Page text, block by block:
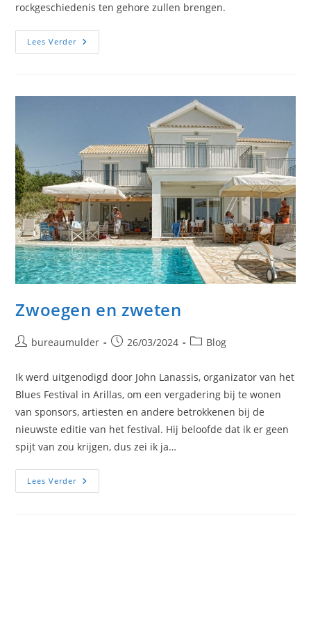
rockgeschiedenis ten gehore zullen brengen.
Lees VerderThe
Wall
Zwoegen en zweten
Berichtbureaumulder
Bericht
op:
26/03/2024 Berichtcategorie:
Blog
Ik werd uitgenodigd door John Lanassis, organizator van het
Blues Festival in Arillas, om een vergadering bij te wonen
van sponsors, artiesten en andere betrokkenen bij de
nieuwste editie van het festival. Hij beloofde dat ik er geen
spijt van zou krijgen, dus zei ik ja…
Lees VerderZwoegen
En